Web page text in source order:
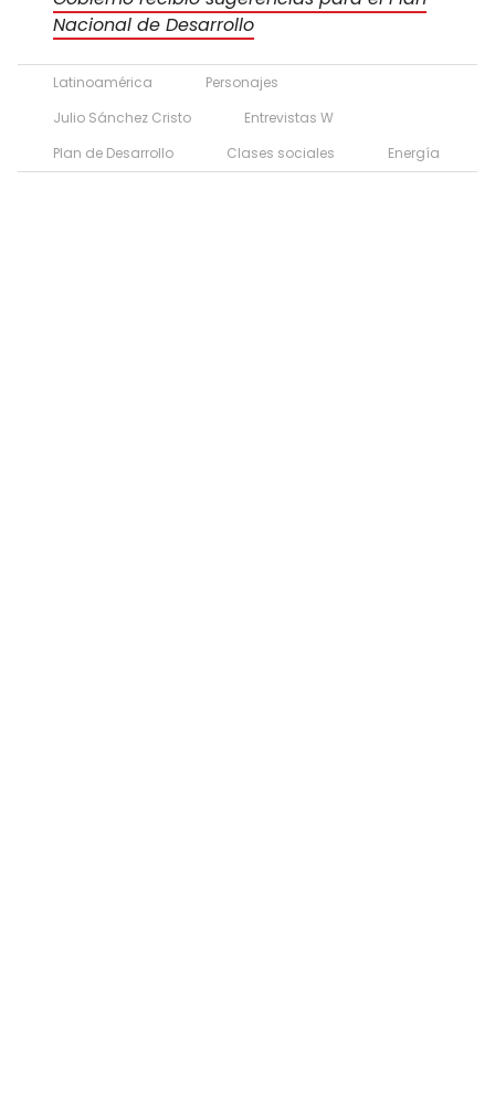
Nacional de Desarrollo
Latinoamérica
Personajes
Julio Sánchez Cristo
Entrevistas W
Plan de Desarrollo
Clases sociales Energía